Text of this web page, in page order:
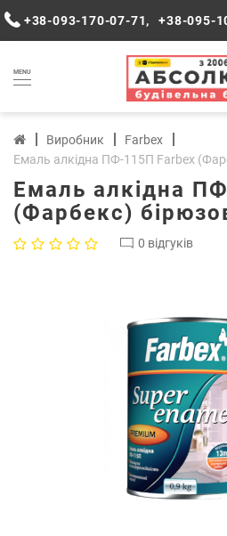
+38-093-170-07-71, +38-095-
MENU
Виробник
Farbex
Емаль алкідна ПФ-115П Farbex
Емаль алкідна
(Фарбекс)
0 відгуків